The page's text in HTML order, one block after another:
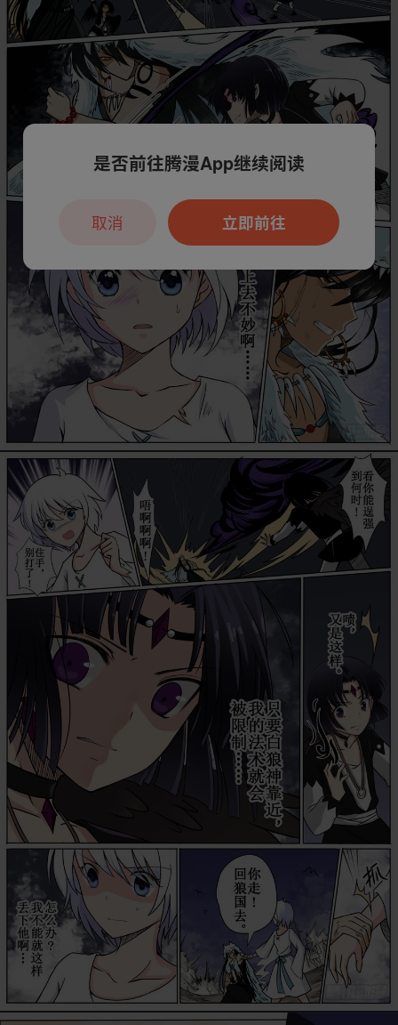
是否前往腾漫App继续阅读
立即前往
取消